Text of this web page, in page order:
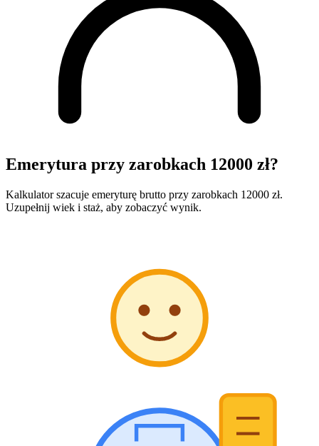
Emerytura przy zarobkach 12000 zł?
Kalkulator szacuje emeryturę brutto przy zarobkach 12000 zł.
Uzupełnij wiek i staż, aby zobaczyć wynik.